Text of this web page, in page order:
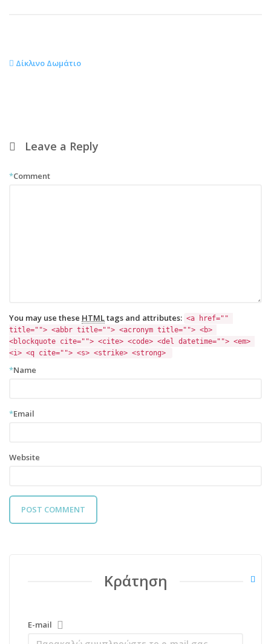
Δίκλινο Δωμάτιο
Leave a Reply
*Comment
You may use these HTMLtags and attributes: <a href=""
title=""> <abbr title=""> <acronym title=""> <b>
<blockquote cite=""> <cite> <code> <del datetime=""> <em>
<i> <q cite=""> <s> <strike> <strong>
*Name
*Email
Website
Κράτηση
E-mail